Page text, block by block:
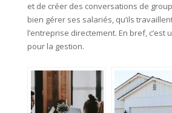
et de créer des conversations de
bien gérer ses salariés, qu’ils
l’entreprise directement. En bref, c’est
pour la gestion.